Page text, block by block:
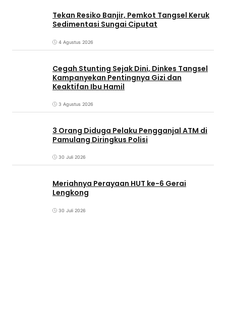
Tekan Resiko Banjir, Pemkot Tangsel Keruk
Sedimentasi Sungai Ciputat
4 Agustus 2026
Cegah Stunting Sejak Dini, Dinkes Tangsel
Kampanyekan Pentingnya Gizi dan
Keaktifan Ibu Hamil
3 Agustus 2026
3 Orang Diduga Pelaku Pengganjal ATM di
Pamulang Diringkus Polisi
30 Juli 2026
Meriahnya Perayaan HUT ke-6 Gerai
Lengkong
30 Juli 2026